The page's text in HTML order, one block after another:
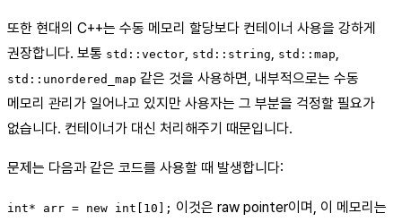
또한 현대의 C++는 수동 메모리 할당보다 컨테이너 사용을 강하게
권장합니다. 보통 std::vector, std::string, std::map,
std::unordered_map 같은 것을 사용하면, 내부적으로는 수동
메모리 관리가 일어나고 있지만 사용자는 그 부분을 걱정할 필요가
없습니다. 컨테이너가 대신 처리해주기 때문입니다.
문제는 다음과 같은 코드를 사용할 때 발생합니다:
int* arr = new int[10]; 이것은 raw pointer이며, 이 메모리는